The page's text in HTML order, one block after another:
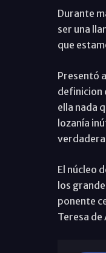
Durante
ser una
que
Presentó
definicion
ella nada
lozanía
El núcleo
los
ponente
Teresa